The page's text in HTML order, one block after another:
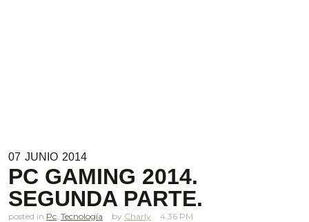
07 JUNIO 2014
PC GAMING 2014.
SEGUNDA PARTE.
posted in Pc Tecnología Charly 4.36 PM